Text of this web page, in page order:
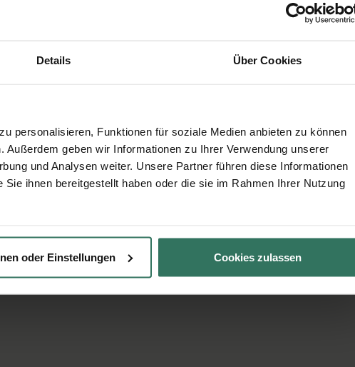
Details Über Cookies
personalisieren, Funktionen für soziale Medien anbieten zu können
geben wir Informationen zu Ihrer Verwendung unserer
und Analysen weiter. Unsere Partner führen diese Informationen
ihnen bereitgestellt haben oder die sie im Rahmen Ihrer Nutzung
oder Einstellungen Cookies zulassen